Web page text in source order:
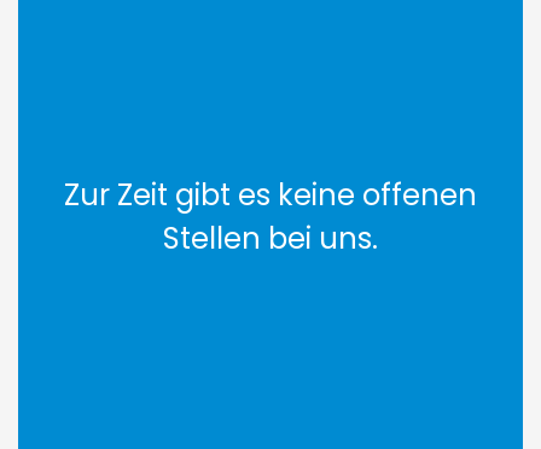
Zur Zeit gibt es keine offenen
Stellen bei uns.